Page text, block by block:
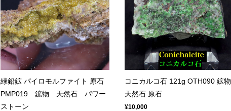
緑鉛鉱 パイロモルファイト 原石
PMP019 鉱物 天然石 パワー
ストーン
コニカルコ石 121g OTH090 鉱物
天然石 原石
¥10,000